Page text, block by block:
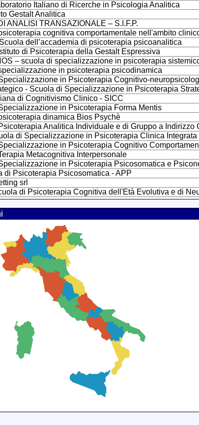
Italiano di Ricerche in Psicologia Analitica
Gestalt Analitica
ANALISI TRANSAZIONALE – S.I.F.P.
cognitiva comportamentale nell'ambito
dell’accademia di psicoterapia psicoanalitica
di Psicoterapia della Gestalt Espressiva
– scuola di specializzazione in psicoterapia
in psicoterapia psicodinamica
in Psicoterapia Cognitivo-
- Scuola di Specializzazione in Psicoterapia
di Cognitivismo Clinico - SICC
in Psicoterapia Forma Mentis
dinamica Bios Psychè
Analitica Individuale e di Gruppo a Indirizzo
di Specializzazione in Psicoterapia Clinica Integrata
in Psicoterapia Cognitivo
Metacognitiva Interpersonale
in Psicoterapia Psicosomatica e
di Psicoterapia Psicosomatica - APP
srl
di Psicoterapia Cognitiva dell'Età Evolutiva e di